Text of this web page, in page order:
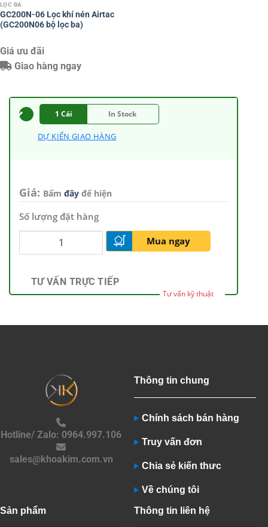
LỌC BA
GC200N-06 Lọc khí nén Airtac
(GC200N06 bộ lọc ba)
Giá ưu đãi
Giao hàng ngay
1 Cái In Stock
DỰ KIẾN GIAO HÀNG
Giá: Bấm đây để hiện
Số lượng đặt hàng
Mua ngay
TƯ VẤN TRỰC TIẾP
Tư vấn kỹ thuật
Hotline/ Zalo: 0964.997.106
sales@khoakim.com.vn
Thông tin chung
Chính sách bán hàng
Truy vấn đơn
Chia sẻ kiến thưc
Về chúng tôi
Sản phẩm Thông tin liên hệ